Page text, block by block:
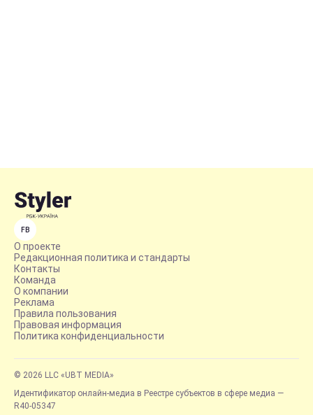
FB
О проекте
Редакционная политика и стандарты
Контакты
Команда
О компании
Реклама
Правила пользования
Правовая информация
Политика конфиденциальности
© 2026 LLC «UBT MEDIA»
Идентификатор онлайн-медиа в Реестре субъектов в сфере медиа —
R40-05347